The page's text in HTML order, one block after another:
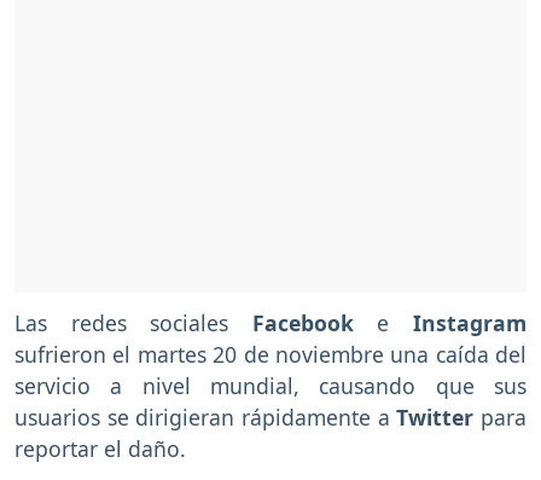
Las redes sociales FacebookeInstagram
sufrieron el martes 20 de noviembre una caída del
servicio a nivel mundial, causando que sus
usuarios se dirigieran rápidamente aTwitter para
reportar el daño.